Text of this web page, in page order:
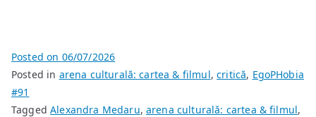
Posted on 06/07/2026
Posted in arena culturală: cartea & filmul,critică, EgoPHobia
#91
TaggedAlexandra Medaru,arena culturală: cartea & filmul,